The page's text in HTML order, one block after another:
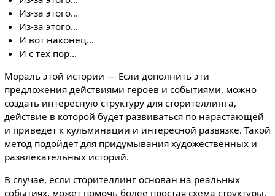
Из-за этого...
Из-за этого...
И вот наконец...
И с тех пор...
Мораль этой истории — Если дополнить эти
предложения действиями героев и событиями, можно
создать интересную структуру для сторителлинга,
действие в которой будет развиваться по нарастающей
и приведет к кульминации и интересной развязке. Такой
метод подойдет для придумывания художественных и
развлекательных историй.
В случае, если сторителлинг основан на реальных
событиях, может помочь более простая схема структуры,